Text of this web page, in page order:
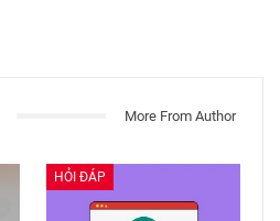
More From Author
HỎI ĐÁP